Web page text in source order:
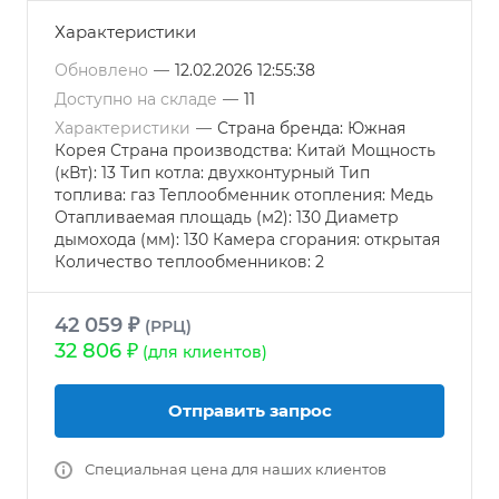
Характеристики
Обновлено — 12.02.2026 12:55:38
Доступно на складе — 11
Характеристики — Страна бренда: Южная
Корея Страна производства: Китай Мощность
(кВт): 13 Тип котла: двухконтурный Тип
топлива: газ Теплообменник отопления: Медь
Отапливаемая площадь (м2): 130 Диаметр
дымохода (мм): 130 Камера сгорания: открытая
Количество теплообменников: 2
42 059 ₽ (РРЦ)
32 806 ₽ (для клиентов)
Отправить запрос
Специальная цена для наших клиентов